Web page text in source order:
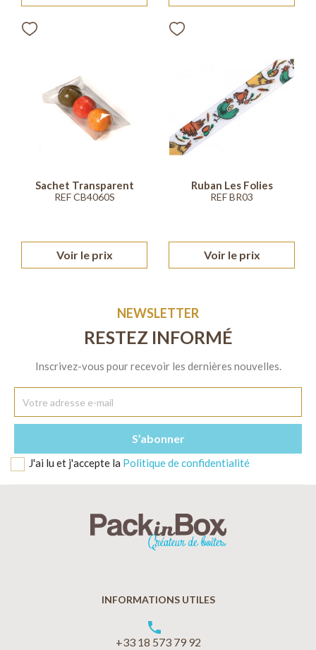
Sachet Transparent
REF CB4060S
Voir le prix
Ruban Les Folies
REF BR03
Voir le prix
NEWSLETTER
RESTEZ INFORMÉ
Inscrivez-vous pour recevoir les dernières nouvelles.
J'ai lu et j'accepte la Politique de confidentialité
INFORMATIONS UTILES
phone
+33 18 573 79 92